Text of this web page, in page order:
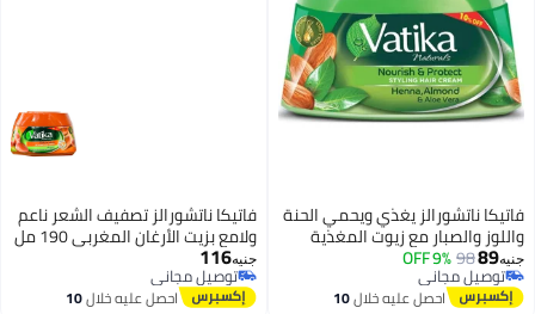
فاتيكا ناتشورالز يغذي ويحمي الحنة
واللوز والصبار مع زيوت المغذية
كريم 125 مل
جنيه89
98
9% OFF
توصيل مجاني
توصيل مجانياحصل عليه خلال10
فاتيكا ناتشورالز تصفيف الشعر ناعم
ولامع بزيت الأرغان المغربي 190 مل
جنيه116
توصيل مجاني
توصيل مجانياحصل عليه خلال10